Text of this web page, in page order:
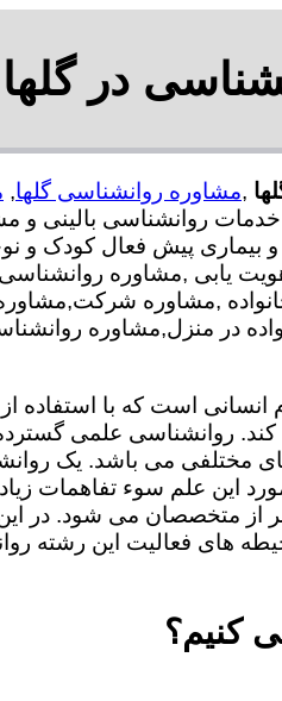
در
,مشاوره روانشناسی گلها,
روانشناسی بالینی و
و بیماری پیش فعال کودک و
یابی ,مشاوره
,مشاوره
در منزل,مشاوره
است که با استفاده
روانشناسی علمی
مختلفی می باشد. یک
این علم سوء تفاهمات
از متخصصان می شود. در این
های فعالیت این رشته
کنیم؟